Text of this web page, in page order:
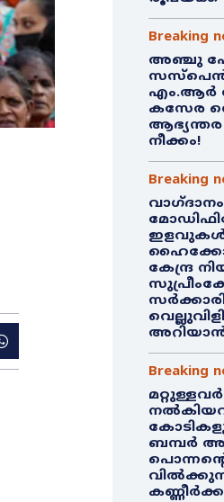
Breaking
അഞ്ചു
എം.ആർ
കസേര
നീക്കം!
Breaking
കേന്ദ്ര
Breaking
ബമ്പർ